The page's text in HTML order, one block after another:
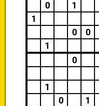
0
1
1
0
0
1
0
1
0
1